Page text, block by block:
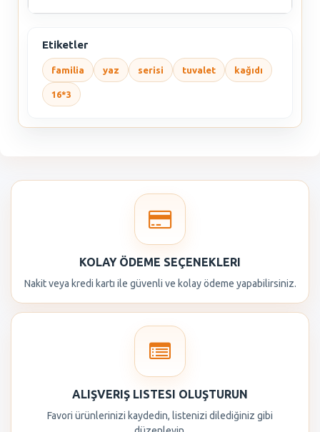
Etiketler
familia yaz serisi tuvalet kağıdı
16*3
KOLAY ÖDEME SEÇENEKLERI
Nakit veya kredi kartı ile güvenli ve kolay ödeme yapabilirsiniz.
ALIŞVERIŞ LISTESI OLUŞTURUN
Favori ürünlerinizi kaydedin, listenizi dilediğiniz gibi